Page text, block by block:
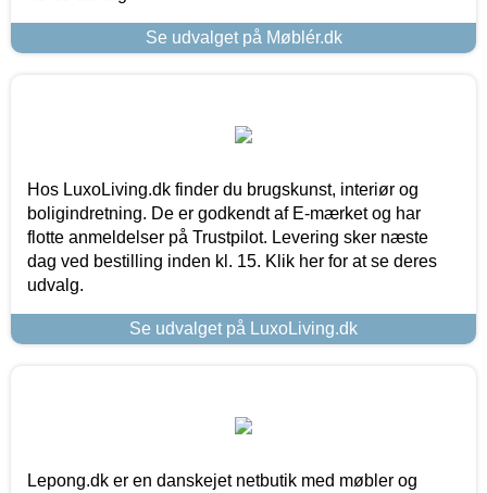
Se udvalget på Møblér.dk
Hos LuxoLiving.dk finder du brugskunst, interiør og
boligindretning. De er godkendt af E-mærket og har
flotte anmeldelser på Trustpilot. Levering sker næste
dag ved bestilling inden kl. 15. Klik her for at se deres
udvalg.
Se udvalget på LuxoLiving.dk
Lepong.dk er en danskejet netbutik med møbler og